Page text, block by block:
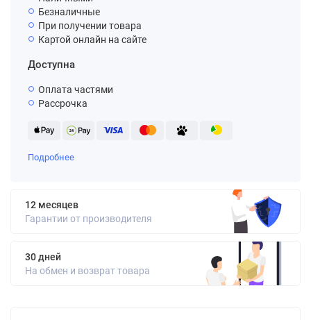
Безналичные
При получении товара
Картой онлайн на сайте
Доступна
Оплата частями
Рассрочка
Подробнее
12 месяцев
Гарантии от производителя
30 дней
На обмен и возврат товара